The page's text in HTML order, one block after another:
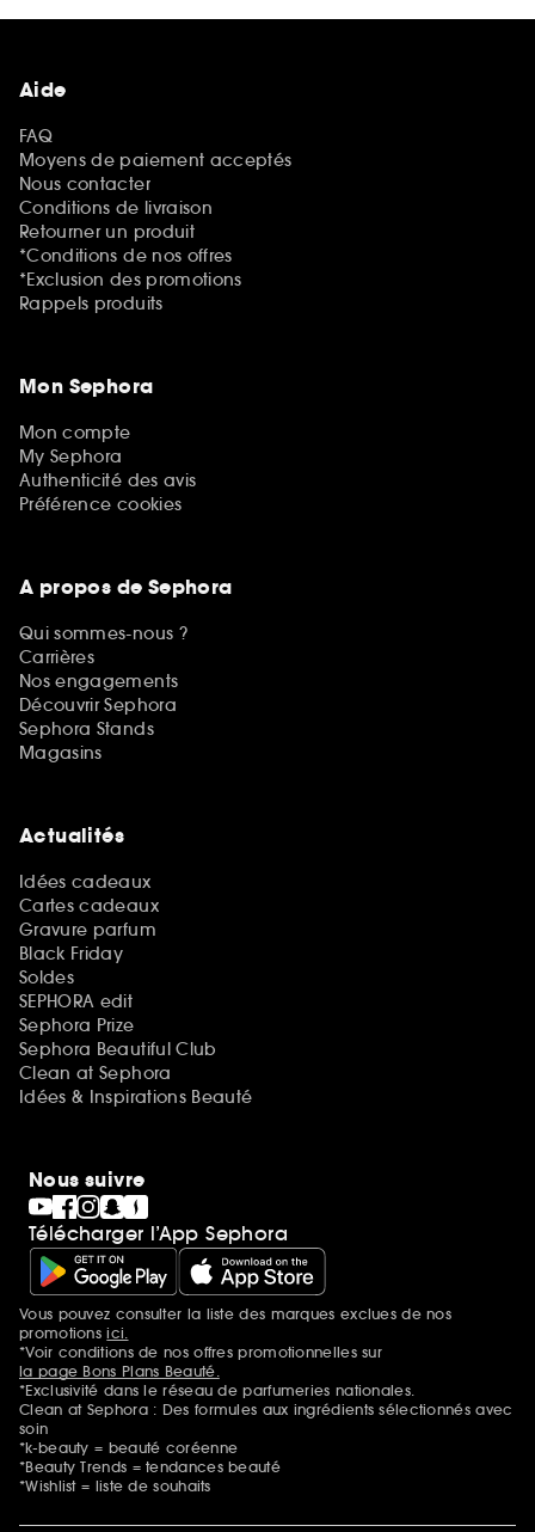
Aide
FAQ
Moyens de paiement acceptés
Nous contacter
Conditions de livraison
Retourner un produit
*Conditions de nos offres
*Exclusion des promotions
Rappels produits
Mon Sephora
Mon compte
My Sephora
Authenticité des avis
Préférence cookies
A propos de Sephora
Qui sommes-nous ?
Carrières
Nos engagements
Découvrir Sephora
Sephora Stands
Magasins
Actualités
Idées cadeaux
Cartes cadeaux
Gravure parfum
Black Friday
Soldes
SEPHORA edit
Sephora Prize
Sephora Beautiful Club
Clean at Sephora
Idées & Inspirations Beauté
Nous suivre
Télécharger l’App Sephora
Mentions additionnelles
Vous pouvez consulter la liste des marques exclues de nos
promotionsici.
*Voir conditions de nos offres promotionnelles sur
la page Bons Plans Beauté.
*Exclusivité dans le réseau de parfumeries nationales.
Clean at Sephora : Des formules aux ingrédients sélectionnés avec
soin
*k-beauty = beauté coréenne
*Beauty Trends = tendances beauté
*Wishlist = liste de souhaits